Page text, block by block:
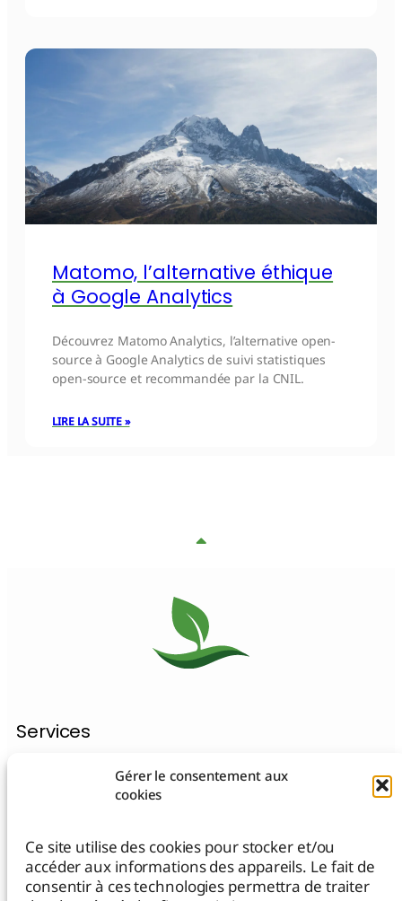
Gérer le consentement aux
cookies
Ce site utilise des cookies pour stocker et/ou
accéder aux informations des appareils. Le fait de
consentir à ces technologies permettra de traiter
Matomo, l’alternative éthique
à Google Analytics
Découvrez Matomo Analytics, l’alternative open-
source à Google Analytics de suivi statistiques
open-source et recommandée par la CNIL.
LIRE LA SUITE »
Services
Création de site Internet WordPress
Maintenance de site WordPress
Migration de site Internet